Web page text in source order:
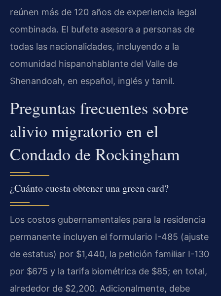
reúnen más de 120 años de experiencia legal
combinada. El bufete asesora a personas de
todas las nacionalidades, incluyendo a la
comunidad hispanohablante del Valle de
Shenandoah, en español, inglés y tamil.
Preguntas frecuentes sobre
alivio migratorio en el
Condado de Rockingham
¿Cuánto cuesta obtener una green card?
Los costos gubernamentales para la residencia
permanente incluyen el formulario I-485 (ajuste
de estatus) por $1,440, la petición familiar I-130
por $675 y la tarifa biométrica de $85; en total,
alrededor de $2,200. Adicionalmente, debe